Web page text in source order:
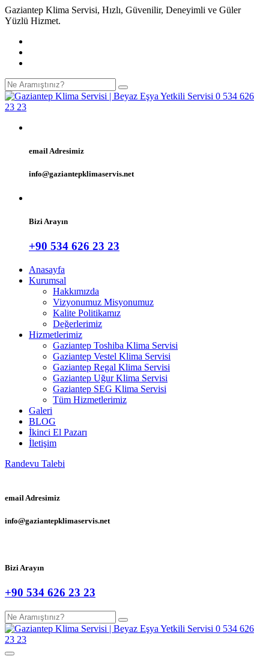
Gaziantep Klima Servisi, Hızlı, Güvenilir, Deneyimli ve Güler
Yüzlü Hizmet.
email Adresimiz
info@gaziantepklimaservis.net
Bizi Arayın
+90 534 626 23 23
Anasayfa
Kurumsal
Hakkımızda
Vizyonumuz Misyonumuz
Kalite Politikamız
Değerlerimiz
Hizmetlerimiz
Gaziantep Toshiba Klima Servisi
Gaziantep Vestel Klima Servisi
Gaziantep Regal Klima Servisi
Gaziantep Uğur Klima Servisi
Gaziantep SEG Klima Servisi
Tüm Hizmetlerimiz
Galeri
BLOG
İkinci El Pazarı
İletişim
Randevu Talebi
email Adresimiz
info@gaziantepklimaservis.net
Bizi Arayın
+90 534 626 23 23